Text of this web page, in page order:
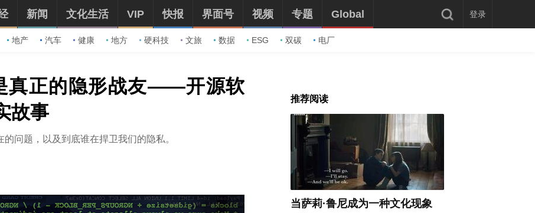
地产 汽车 健康 地方 硬科技 文旅 数据 ESG 双碳 电厂
新闻 文化生活 VIP 快报 界面号 视频 专题 Global 登录
真正的隐形战友——开源软
故事
问题，以及到底谁在捍卫我们的隐私。
推荐阅读
当萨莉·鲁尼成为一种文化现象